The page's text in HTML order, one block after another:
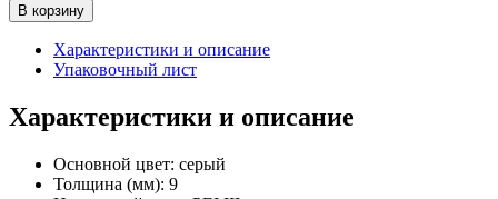
В корзину
Характеристики и описание
Упаковочный лист
Характеристики и описание
Основной цвет: серый
Толщина (мм): 9